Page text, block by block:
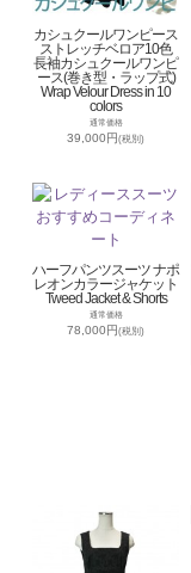
カシュクールワンピース
ストレッチベロア10色
長袖カシュクールワンピ
ース(巻き型・ラップ式)
Wrap Velour Dress in 10
colors
通常価格
39,000円(税別)
ハーフパンツスーツ ナポ
レオンカラージャケット
Tweed Jacket & Shorts
通常価格
78,000円(税別)